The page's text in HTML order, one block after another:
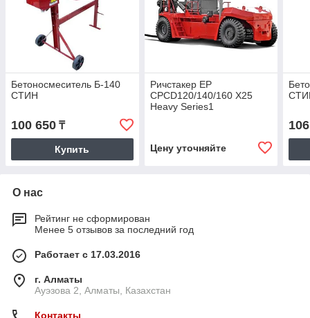
Бетоносмеситель Б-140
СТИН
100 650 ₸
Купить
Ричстакер EP
CPCD120/140/160 X25
Heavy Series1
Цену уточняйте
О нас
Рейтинг не сформирован
Менее 5 отзывов за последний год
Работает с 17.03.2016
г. Алматы
Ауэзова 2, Алматы, Казахстан
Контакты